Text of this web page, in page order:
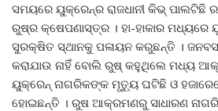
ସମୟରେ ୟୁକ୍ରେନ୍‌ର ରାଜଧାନୀ କିଭ୍‌ ପାଲଟିଛି
ରୁଷ୍‌ର କ୍ଷେପଣାସ୍ତ୍ର । ହା-ହାକାର ମଧ୍ୟରେ
ସୁରକ୍ଷିତ ସ୍ଥାନକୁ ପଳାୟନ କରୁଛନ୍ତି ।
କରାଯାଉ ନାହିଁ ବୋଲି ରୁଷ୍‌ କହୁଥିଲେ ମଧ୍ୟ
ୟୁକ୍ରେନ୍‌ ନାଗରିକଙ୍କ ମୃତ୍ୟୁ ଘଟିଛି ଓ
ହୋଇଛନ୍ତି । ରୁଷ ଆକ୍ରମଣରୁ ସାଧାରଣ